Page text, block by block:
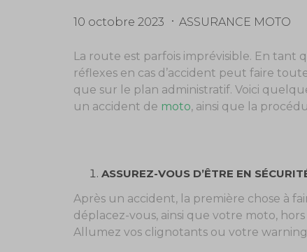
10 octobre 2023 ASSURANCE MOTO
La route est parfois imprévisible. En tant
réflexes en cas d’accident peut faire
que sur le plan administratif. Voici
un accident de moto, ainsi que la
ASSUREZ-VOUS D’ÊTRE EN
Après un accident, la première chose à
déplacez-vous, ainsi que votre moto,
Allumez vos clignotants ou votre